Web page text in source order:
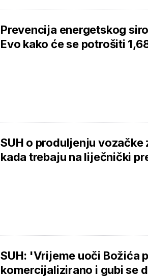
Prevencija energetskog
Evo kako će se potrošiti
SUH o produljenju vozačke
kada trebaju na liječnički
SUH: 'Vrijeme uoči Božića
komercijalizirano i gubi se